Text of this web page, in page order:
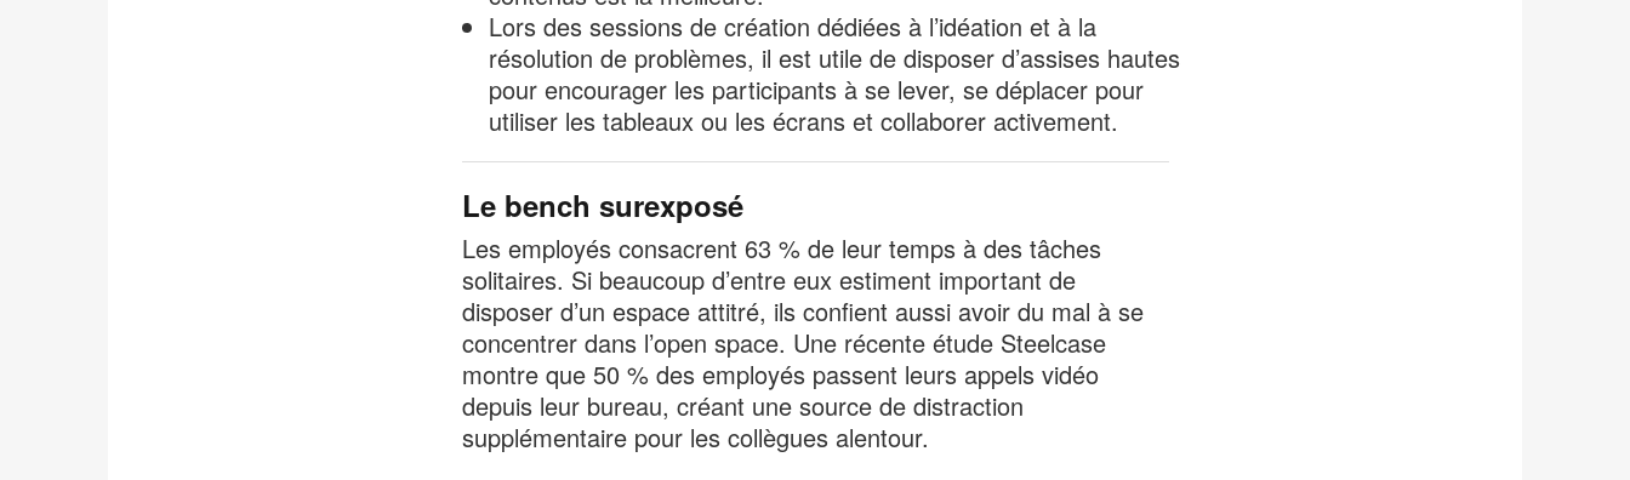
Lors des sessions de création dédiées à l’idéation et à la
résolution de problèmes, il est utile de disposer d’assises hautes
pour encourager les participants à se lever, se déplacer pour
utiliser les tableaux ou les écrans et collaborer activement.
Le bench surexposé
Les employés consacrent 63 % de leur temps à des tâches
solitaires. Si beaucoup d’entre eux estiment important de
disposer d’un espace attitré, ils confient aussi avoir du mal à se
concentrer dans l’open space. Une récente étude Steelcase
montre que 50 % des employés passent leurs appels vidéo
depuis leur bureau, créant une source de distraction
supplémentaire pour les collègues alentour.